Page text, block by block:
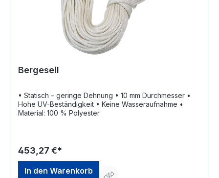
Bergeseil
• Statisch – geringe Dehnung • 10 mm Durchmesser •
Hohe UV-Beständigkeit • Keine Wasseraufnahme •
Material: 100 % Polyester
453,27 €*
In den Warenkorb